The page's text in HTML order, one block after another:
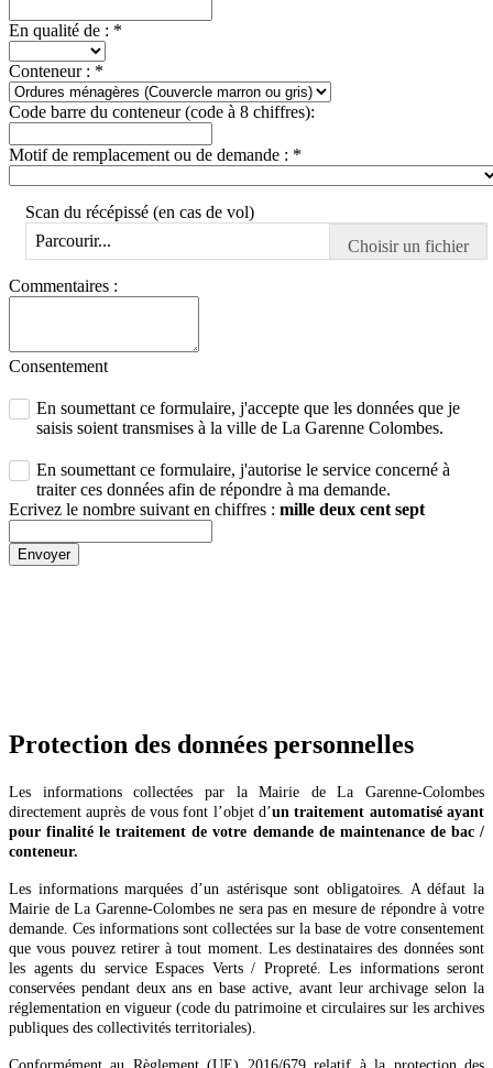
En qualité de : *
Conteneur : *
Code barre du conteneur (code à 8 chiffres):
Motif de remplacement ou de demande : *
Scan du récépissé (en cas de vol)
Parcourir...
Commentaires :
Consentement
En soumettant ce formulaire, j'accepte que les données que je
saisis soient transmises à la ville de La Garenne Colombes.
En soumettant ce formulaire, j'autorise le service concerné à
traiter ces données afin de répondre à ma demande.
Ecrivez le nombre suivant en chiffres : mille deux cent sept
Envoyer
Protection des données personnelles
Les informations collectées par la Mairie de La Garenne-Colombes
directement auprès de vous font l’objet d’un traitement automatisé ayant
pour finalité le traitement de votre demande de maintenance de bac /
conteneur.
Les informations marquées d’un astérisque sont obligatoires. A défaut la
Mairie de La Garenne-Colombes ne sera pas en mesure de répondre à votre
demande. Ces informations sont collectées sur la base de votre consentement
que vous pouvez retirer à tout moment. Les destinataires des données sont
les agents du service Espaces Verts / Propreté. Les informations seront
conservées pendant deux ans en base active, avant leur archivage selon la
réglementation en vigueur (code du patrimoine et circulaires sur les archives
publiques des collectivités territoriales).